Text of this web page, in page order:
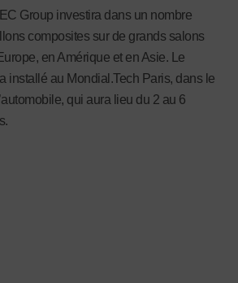
Group investira dans un nombre
composites sur de grands salons
en Amérique et en Asie. Le
installé au Mondial.Tech Paris, dans le
qui aura lieu du 2 au 6